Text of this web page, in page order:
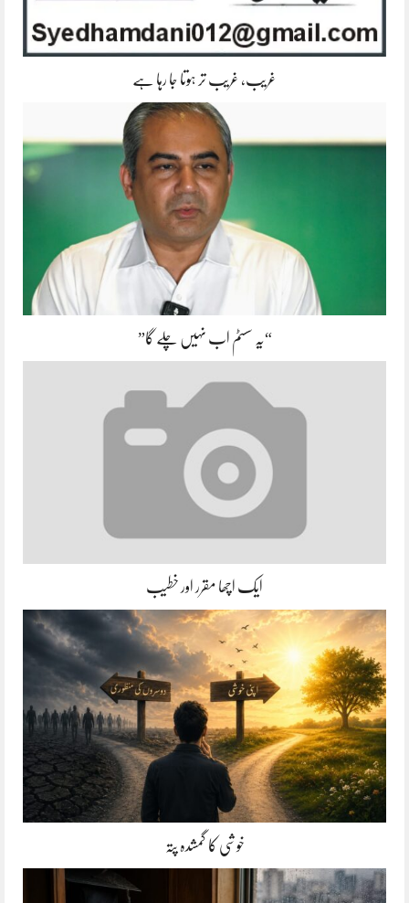
غریب، غریب تر ہوتا جا رہا ہے
“یہ سسٹم اب نہیں چلے گا”
ایک اچھا مقرر اور خطیب
خوشی کا گمشدہ پتہ